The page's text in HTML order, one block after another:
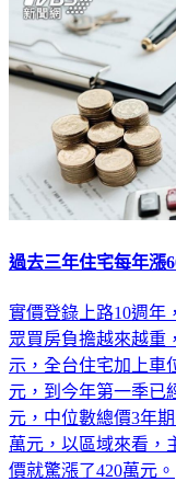
過去三年住宅每年漲
實價登錄上路10週年
眾買房負擔越來越重
示，全台住宅加上車
元，到今年第一季已
元，中位數總價3年
萬元，以區域來看，
價就驚漲了420萬元。